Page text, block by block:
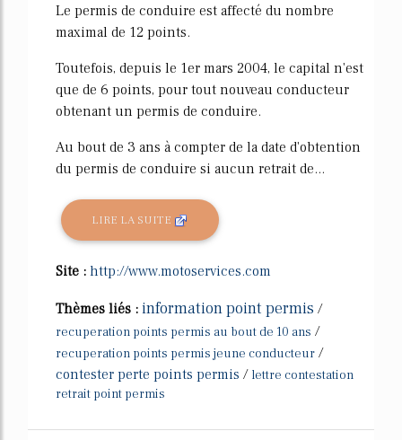
Le permis de conduire est affecté du nombre
maximal de 12 points.
Toutefois, depuis le 1er mars 2004, le capital n'est
que de 6 points, pour tout nouveau conducteur
obtenant un permis de conduire.
Au bout de 3 ans à compter de la date d'obtention
du permis de conduire si aucun retrait de...
LIRE LA SUITE
Site : http://www.motoservices.com
Thèmes liés : information point permis /
recuperation points permis au bout de 10 ans /
recuperation points permis jeune conducteur /
contester perte points permis / lettre contestation
retrait point permis